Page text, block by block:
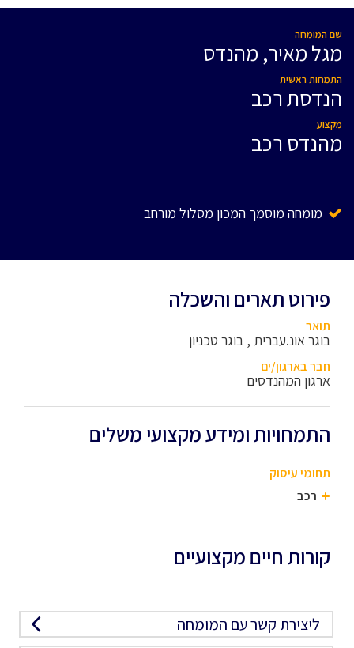
שם המומחה
מגל מאיר, מהנדס
התמחות ראשית
הנדסת רכב
מקצוע
מהנדס רכב
מומחה מוסמך המכון מסלול מורחב
פירוט תארים והשכלה
תואר
בוגר אונ.עברית , בוגר טכניון
חבר בארגון/ים
ארגון המהנדסים
התמחויות ומידע מקצועי משלים
תחומי עיסוק
רכב
קורות חיים מקצועיים
ליצירת קשר עם המומחה